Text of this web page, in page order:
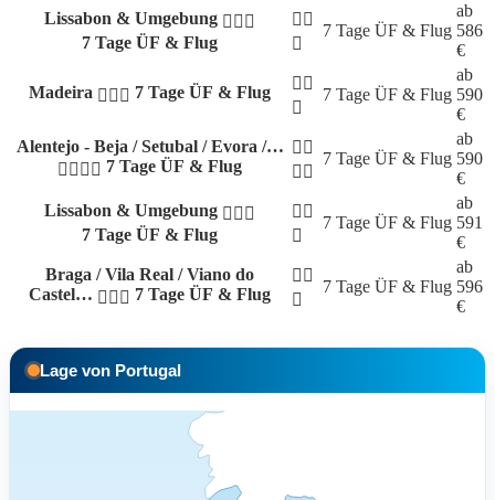
Lissabon & Umgebung
7 Tage ÜF & Flug
7 Tage ÜF & Flug
ab
586
€
Madeira 7 Tage ÜF & Flug 7 Tage ÜF & Flug
ab
590
€
Alentejo - Beja / Setubal / Evora /…
7 Tage ÜF & Flug
7 Tage ÜF & Flug
ab
590
€
Lissabon & Umgebung
7 Tage ÜF & Flug
7 Tage ÜF & Flug
ab
591
€
Braga / Vila Real / Viano do
Castel…
7 Tage ÜF & Flug 7 Tage ÜF & Flug
ab
596
€
Lage von Portugal